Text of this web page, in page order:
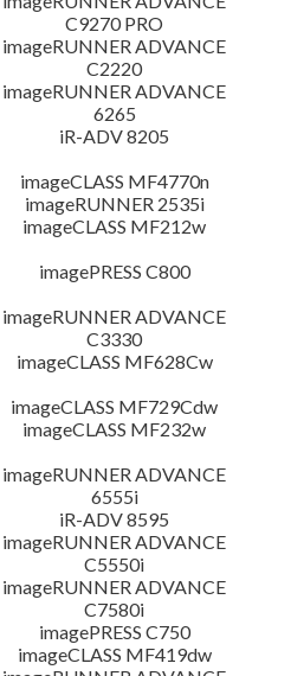
C9270 PRO
imageRUNNER ADVANCE
C2220
imageRUNNER ADVANCE
6265
iR-ADV 8205
imageCLASS MF4770n
imageRUNNER 2535i
imageCLASS MF212w
imagePRESS C800
imageRUNNER ADVANCE
C3330
imageCLASS MF628Cw
imageCLASS MF729Cdw
imageCLASS MF232w
imageRUNNER ADVANCE
6555i
iR-ADV 8595
imageRUNNER ADVANCE
C5550i
imageRUNNER ADVANCE
C7580i
imagePRESS C750
imageCLASS MF419dw